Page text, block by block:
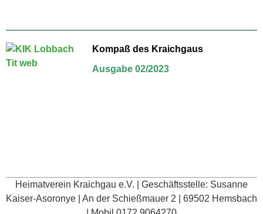
Kompaß des Kraichgaus
Ausgabe 02/2023
Heimatverein Kraichgau e.V. | Geschäftsstelle: Susanne
Kaiser-Asoronye | An der Schießmauer 2 | 69502 Hemsbach